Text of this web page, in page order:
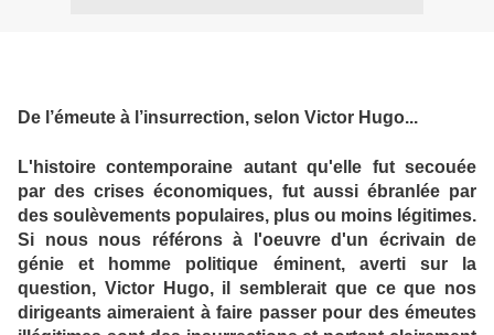
De l’émeute à l’insurrection, selon Victor Hugo...
L'histoire contemporaine autant qu'elle fut secouée
par des crises économiques, fut aussi ébranlée par
des soulèvements populaires, plus ou moins légitimes.
Si nous nous référons à l'oeuvre d'un écrivain de
génie et homme politique éminent, averti sur la
question, Victor Hugo, il semblerait que ce que nos
dirigeants aimeraient à faire passer pour des émeutes